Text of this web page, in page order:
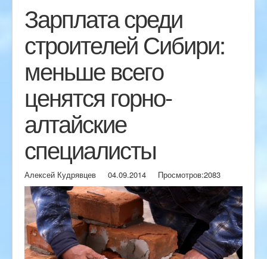
Зарплата среди
строителей Сибири:
меньше всего
ценятся горно-
алтайские
специалисты
Алексей Кудрявцев 04.09.2014 Просмотров:2083